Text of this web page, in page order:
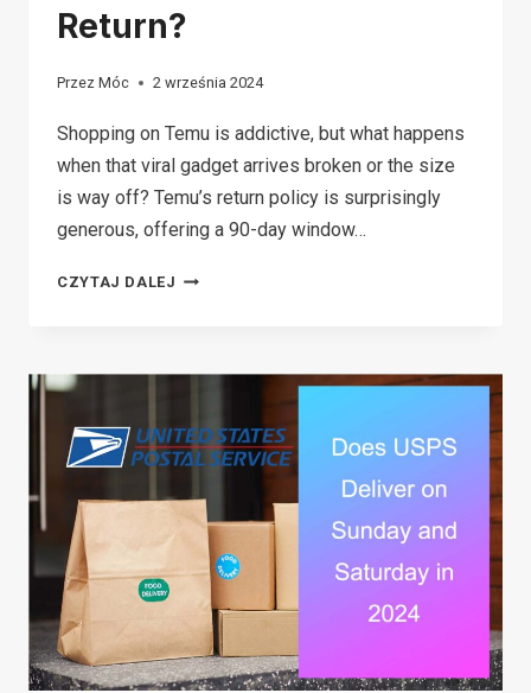
Return?
Przez Móc 2 września 2024
Shopping on Temu is addictive, but what happens
when that viral gadget arrives broken or the size
is way off? Temu’s return policy is surprisingly
generous, offering a 90-day window…
CZYTAJ DALEJ TEMU
2026:
YOU
GET
A
REFUND
WITHOUT
RETURN?